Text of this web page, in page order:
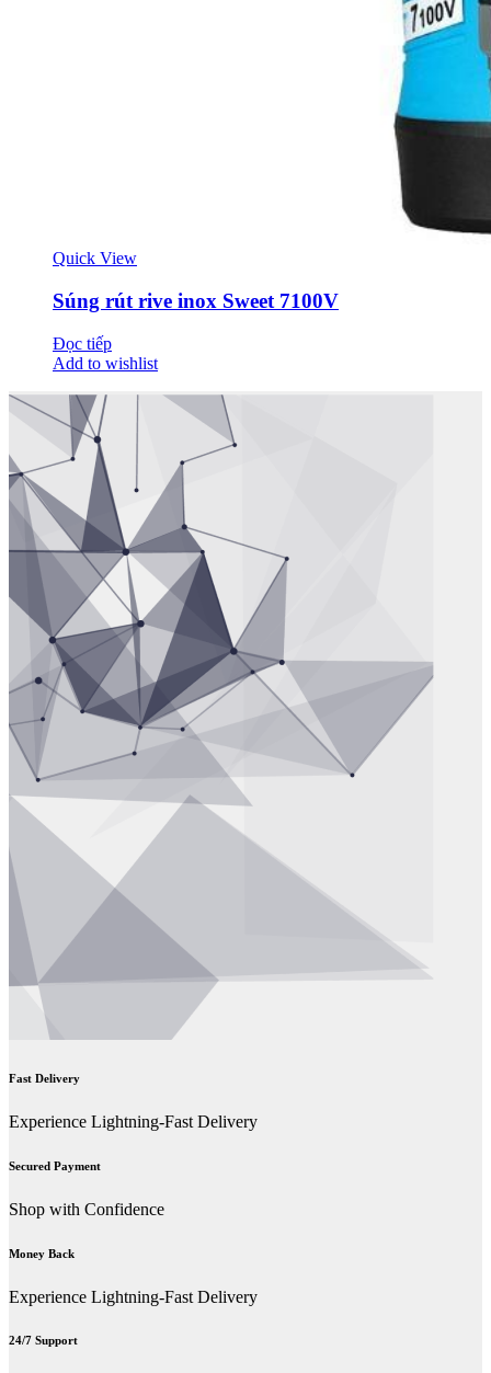
Quick View
Súng rút rive inox Sweet 7100V
Đọc tiếp
Add to wishlist
Fast Delivery
Experience Lightning-Fast Delivery
Secured Payment
Shop with Confidence
Money Back
Experience Lightning-Fast Delivery
24/7 Support